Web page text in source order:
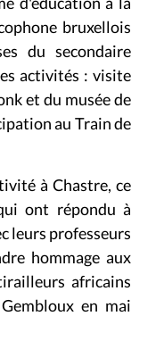
bruxellois
du secondaire
activités : visite
et du musée de
au Train de
à Chastre, ce
ont répondu à
leurs professeurs
hommage aux
africains
en mai